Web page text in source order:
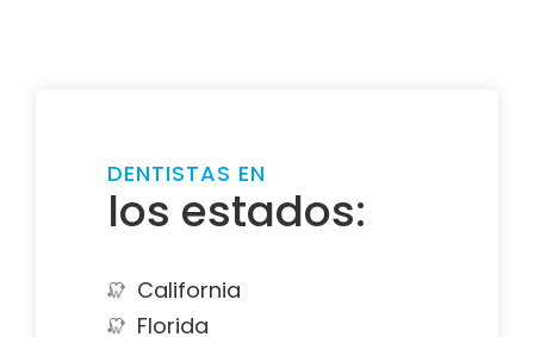
DENTISTAS EN
los estados:
California
Florida